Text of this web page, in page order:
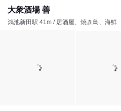
大衆酒場 善
鴻池新田駅 41m / 居酒屋、焼き鳥、海鮮